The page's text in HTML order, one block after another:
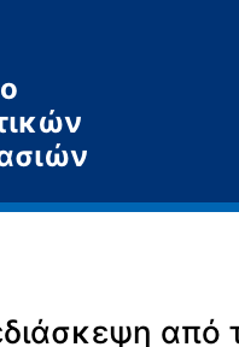
από